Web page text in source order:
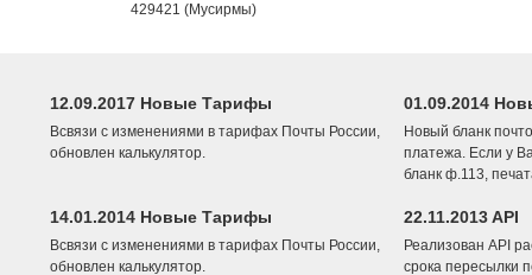
429421 (Мусирмы)
12.09.2017 Новые Тарифы
Всвязи с изменениями в тарифах Почты России,
обновлен калькулятор.
01.09.2014
Новый бланк
платежа. Если у
бланк ф.113,
14.01.2014 Новые Тарифы
Всвязи с изменениями в тарифах Почты России,
обновлен калькулятор.
22.11.2013 API
Реализован API
срока пересылки